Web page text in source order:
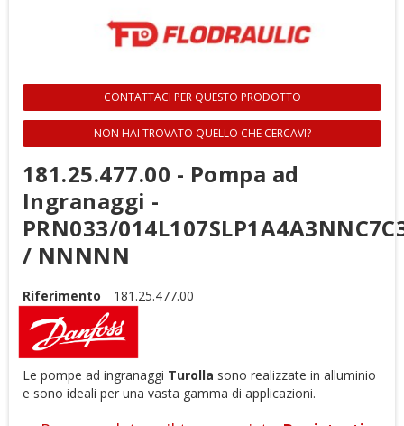
CONTATTACI PER QUESTO PRODOTTO
NON HAI TROVATO QUELLO CHE CERCAVI?
181.25.477.00 - Pompa ad
Ingranaggi -
PRN033/
/ NNNNN
Riferimento 181.25.477.00
Le pompe ad ingranaggi Turolla sono realizzate in alluminio
e sono ideali per una vasta gamma di applicazioni.